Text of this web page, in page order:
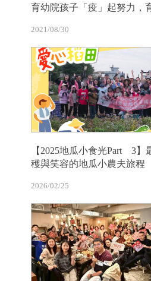
育幼院孩子「疫」起努力，
2021/08/30
【2025地瓜小食光Part 3】
穫與笑容的地瓜小農夫旅程
2026/02/25